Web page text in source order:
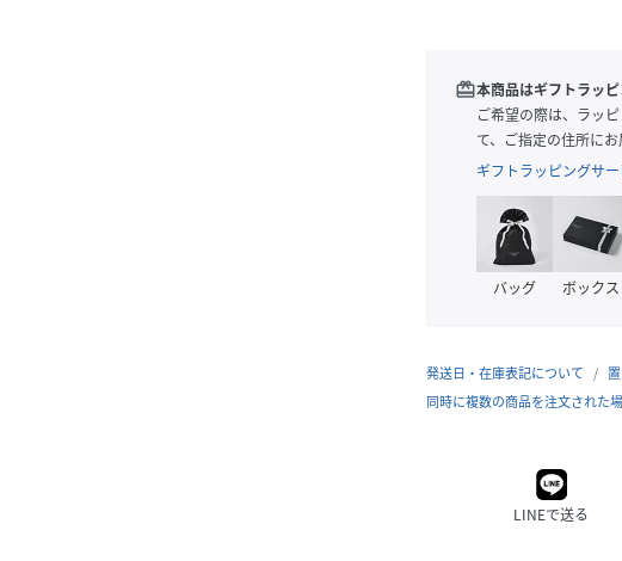
redeem本商品はギフトラッ
ご希望の際は、ラッ
て、ご指定の住所にお
ギフトラッピングサ
バッグ ボックス
発送日・在庫表記について
同時に複数の商品を注文された
LINEで送る